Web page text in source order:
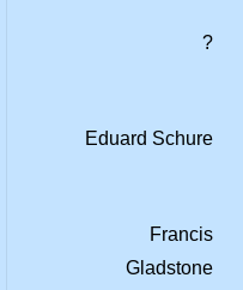
?
Eduard Schure
Francis
Gladstone